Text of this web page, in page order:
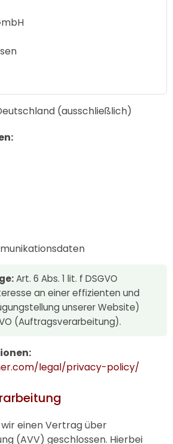
(ausschließlich)
Art. 6 Abs. 1 lit. f DSGVO
an einer effizienten und
unserer Website)
(Auftragsverarbeitung).
legal/privacy-policy/
einen Vertrag über
(AVV) geschlossen. Hierbei